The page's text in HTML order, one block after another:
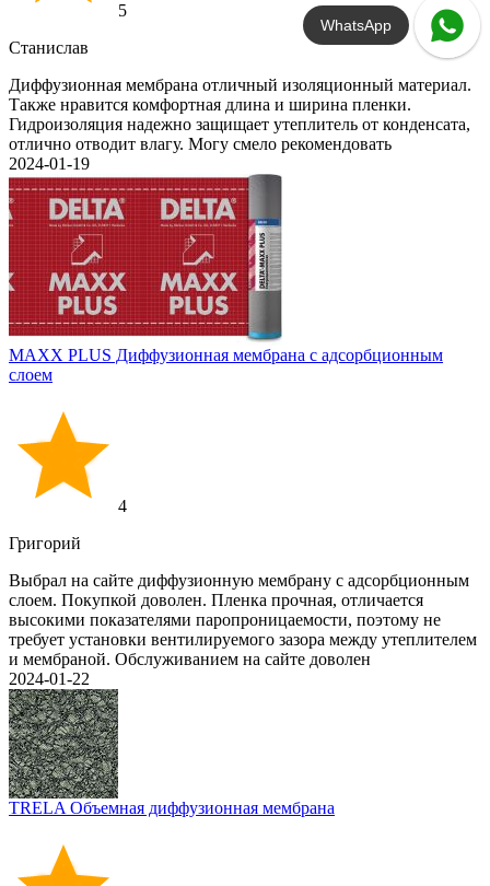
5
Станислав
Диффузионная мембрана отличный изоляционный материал.
Также нравится комфортная длина и ширина пленки.
Гидроизоляция надежно защищает утеплитель от конденсата,
отлично отводит влагу. Могу смело рекомендовать
2024-01-19
MAXX PLUS Диффузионная мембрана с адсорбционным
слоем
4
Григорий
Выбрал на сайте диффузионную мембрану с адсорбционным
слоем. Покупкой доволен. Пленка прочная, отличается
высокими показателями паропроницаемости, поэтому не
требует установки вентилируемого зазора между утеплителем
и мембраной. Обслуживанием на сайте доволен
2024-01-22
TRELA Объемная диффузионная мембрана
WhatsApp